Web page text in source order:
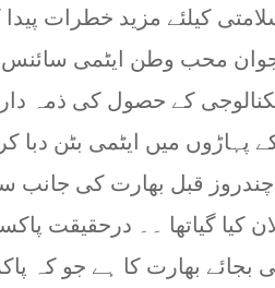
کیلئے مزید خطرات
محب وطن ایٹمی سائنس
کے حصول کی ذمہ
1998 کو چاغی کے پہاڑوں میں
قبل بھارت کی جانب
کیا گیاتھا ۔۔ درحقیقت
بجائے بھارت کا ہے جو کہ